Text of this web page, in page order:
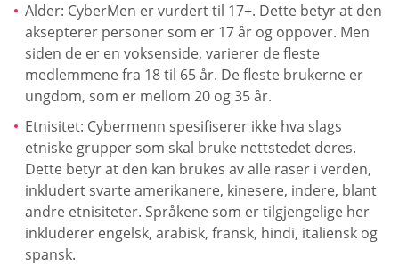
Alder: CyberMen er vurdert til 17+. Dette betyr at den
aksepterer personer som er 17 år og oppover. Men
siden de er en voksenside, varierer de fleste
medlemmene fra 18 til 65 år. De fleste brukerne er
ungdom, som er mellom 20 og 35 år.
Etnisitet: Cybermenn spesifiserer ikke hva slags
etniske grupper som skal bruke nettstedet deres.
Dette betyr at den kan brukes av alle raser i verden,
inkludert svarte amerikanere, kinesere, indere, blant
andre etnisiteter. Språkene som er tilgjengelige her
inkluderer engelsk, arabisk, fransk, hindi, italiensk og
spansk.